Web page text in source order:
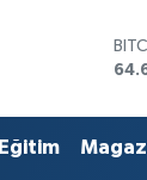
Eğitim